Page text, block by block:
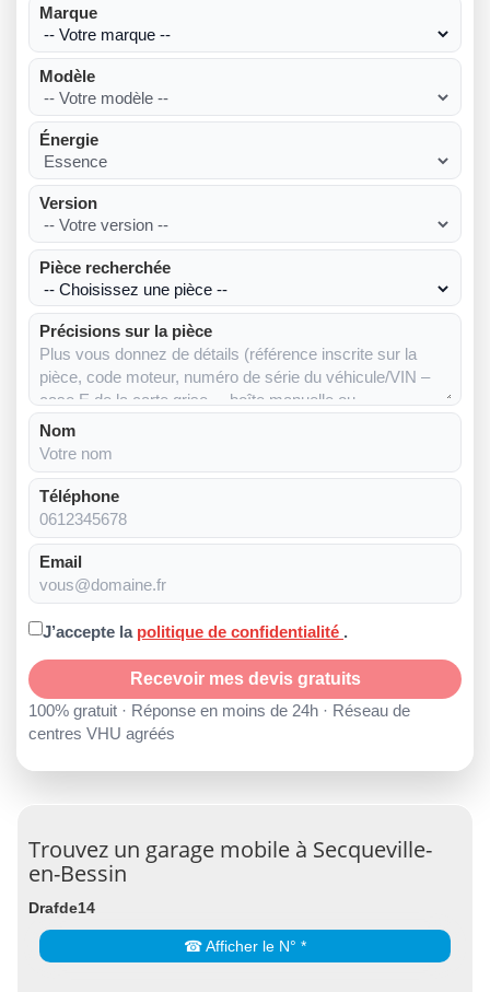
Marque
Modèle
Énergie
Version
Pièce recherchée
Précisions sur la pièce
Nom
Téléphone
Email
J’accepte la politique de confidentialité .
Recevoir mes devis gratuits
100% gratuit · Réponse en moins de 24h · Réseau de
centres VHU agréés
Trouvez un garage mobile à Secqueville-
en-Bessin
Drafde14
☎ Afficher le N° *